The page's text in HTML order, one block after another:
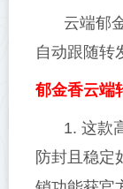
云端郁
自动跟随转
郁金香云端
1. 这款
防封且稳定